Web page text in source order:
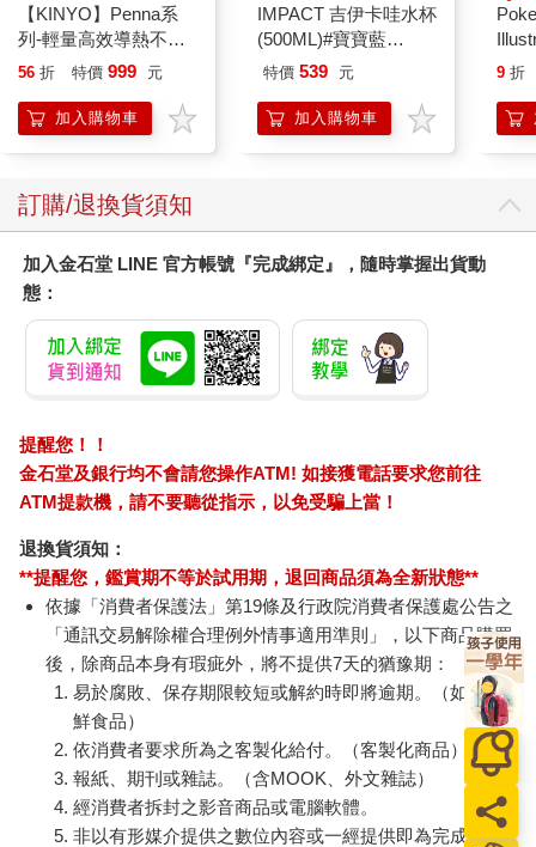
【KINYO】Penna系
列-輕量高效導熱不沾
平煎鍋30cm
56 折 特價 999 元
加入購物車
IMPACT 吉伊卡哇水杯
(500ML)#寶寶藍
IMCHB01LB
特價 539 元
加入購物車
9 折
訂購/退換貨須知
加入金石堂 LINE 官方帳號『完成綁定』，隨時掌握出貨動
態：
提醒您！！
金石堂及銀行均不會請您操作ATM! 如接獲電話要求您前往
ATM提款機，請不要聽從指示，以免受騙上當！
退換貨須知：
**提醒您，鑑賞期不等於試用期，退回商品須為全新狀態**
依據「消費者保護法」第19條及行政院消費者保護處公告之
「通訊交易解除權合理例外情事適用準則」，以下商品購買
後，除商品本身有瑕疵外，將不提供7天的猶豫期：
易於腐敗、保存期限較短或解約時即將逾期。（如：生
鮮食品）
依消費者要求所為之客製化給付。（客製化商品）
報紙、期刊或雜誌。（含MOOK、外文雜誌）
經消費者拆封之影音商品或電腦軟體。
非以有形媒介提供之數位內容或一經提供即為完成之線